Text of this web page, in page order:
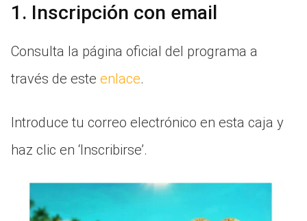
1. Inscripción con email
Consulta la página oficial del programa a
través de este enlace.
Introduce tu correo electrónico en esta caja y
haz clic en ‘Inscribirse’.